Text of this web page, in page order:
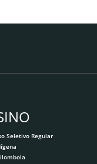
Seletivo Regular